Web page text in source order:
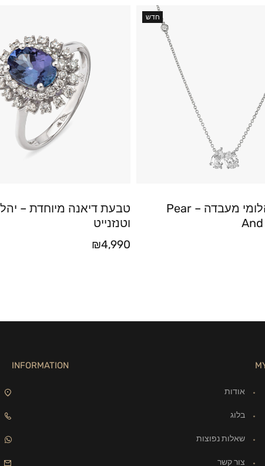
חדש
שרשרת יהלומי מעבדה – Pear
טבעת דיאנה מיוחדת –
וטנזנייט
₪4,990
INFORMATION
אודות
בלוג
שאלות נפוצות
צור קשר